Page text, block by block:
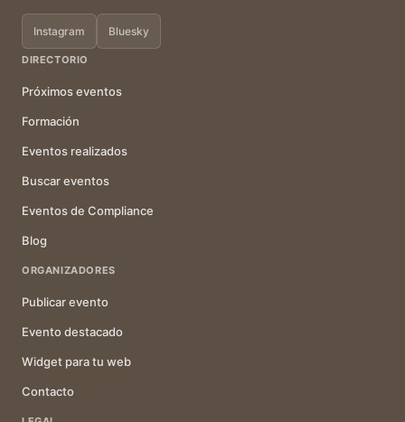
Instagram Bluesky
DIRECTORIO
Próximos eventos
Formación
Eventos realizados
Buscar eventos
Eventos de Compliance
Blog
ORGANIZADORES
Publicar evento
Evento destacado
Widget para tu web
Contacto